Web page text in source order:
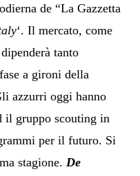
de “La Gazzetta
‘. Il mercato, come
tanto
a gironi della
azzurri oggi hanno
il gruppo scouting in
per il futuro. Si
stagione. De